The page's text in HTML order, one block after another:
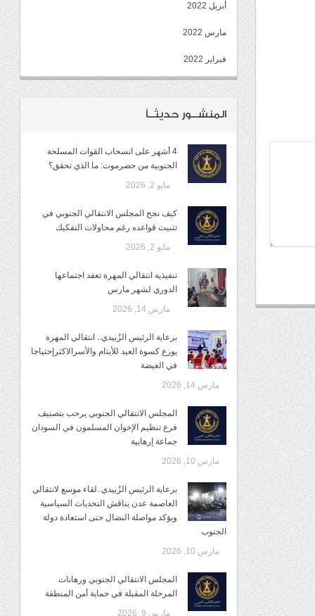
أبريل 2022
مارس 2022
فبراير 2022
المنشــور حديثــاً
4 أشهر على انسحاب القوات المسلحة
الجنوبية من حضرموت: ما الذي تحقق؟
مايو 2, 2026
كيف نجح المجلس الانتقالي الجنوبي في
تثبيت قواعده رغم محاولات التفكيك
مايو 2, 2026
تنفيذية انتقالي المهرة تعقد اجتماعها
الدوري لشهر مارس
مارس 14, 2026
برعاية الرئيس الزُبيدي.. انتقالي المهرة
يوزع كسوة العيد للأيتام والأسرالاكثرإحتياجا
في الغيضة
مارس 14, 2026
المجلس الانتقالي الجنوبي يرحب بتصنيف
فرع تنظيم الإخوان المسلمون في السودان
جماعة إرهابية
مارس 10, 2026
برعاية الرئيس الزُبيدي..لقاء موسع لانتقالي
العاصمة عدن يناقش التحديات السياسية
ويؤكد مواصلة النضال حتى استعادة دولة
الجنوب
مارس 10, 2026
المجلس الانتقالي الجنوبي ورهانات
المرحلة المقبلة في حماية أمن المنطقة
مارس 9, 2026